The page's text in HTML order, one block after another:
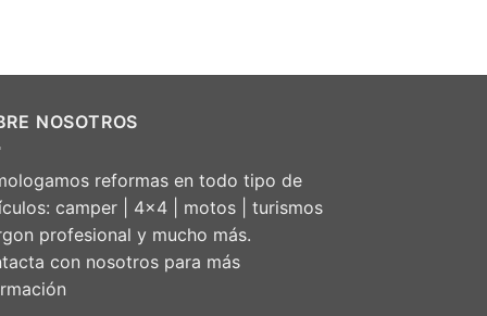
NOSOTROS
reformas en todo tipo de
camper | 4×4 | motos | turismos
profesional y mucho más.
con nosotros para más